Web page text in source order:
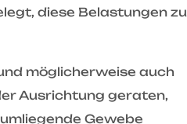
diese Belastungen zu
möglicherweise auch
Ausrichtung geraten,
Gewebe